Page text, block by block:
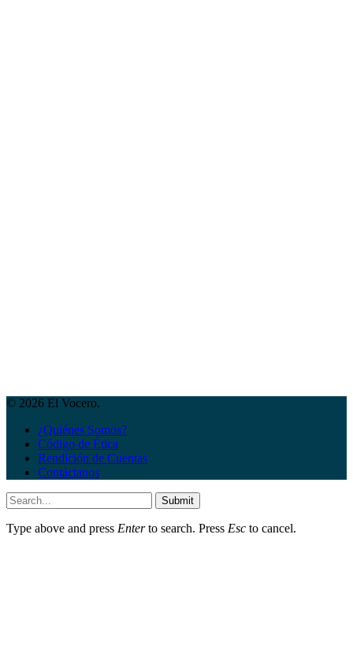
© 2026 El Vocero.
¿Quiénes Somos?
Código de Ética
Rendición de Cuentas
Contáctanos
Submit
Type above and press Enterto search. Press Esc to cancel.